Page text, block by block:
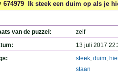
674979 Ik steek een duim op als je
van de puzzel:
zelf
13 juli 2017
steek, duim,
staan